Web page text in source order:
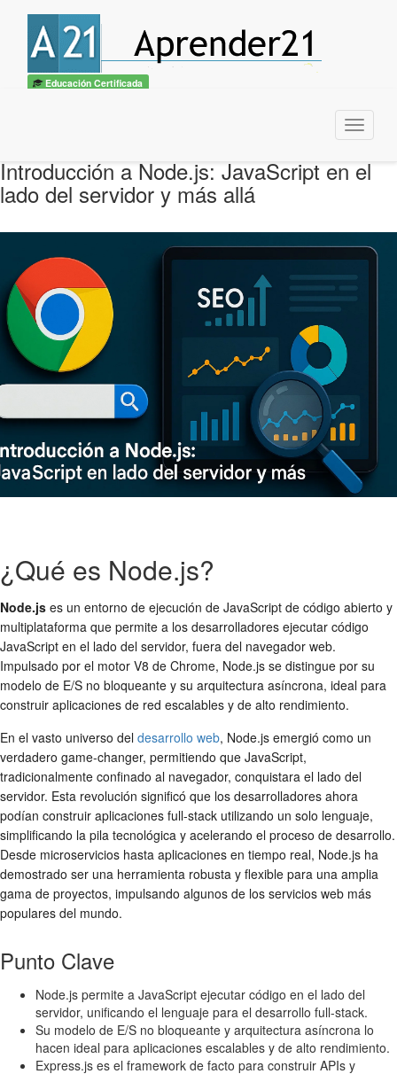
Educación Certificada
Menu
Introducción a Node.js: JavaScript en el
lado del servidor y más allá
¿Qué es Node.js?
Node.js es un entorno de ejecución de JavaScript de código abierto y
multiplataforma que permite a los desarrolladores ejecutar código
JavaScript en el lado del servidor, fuera del navegador web.
Impulsado por el motor V8 de Chrome, Node.js se distingue por su
modelo de E/S no bloqueante y su arquitectura asíncrona, ideal para
construir aplicaciones de red escalables y de alto rendimiento.
En el vasto universo del desarrollo web, Node.js emergió como un
verdadero game-changer, permitiendo que JavaScript,
tradicionalmente confinado al navegador, conquistara el lado del
servidor. Esta revolución significó que los desarrolladores ahora
podían construir aplicaciones full-stack utilizando un solo lenguaje,
simplificando la pila tecnológica y acelerando el proceso de desarrollo.
Desde microservicios hasta aplicaciones en tiempo real, Node.js ha
demostrado ser una herramienta robusta y flexible para una amplia
gama de proyectos, impulsando algunos de los servicios web más
populares del mundo.
Punto Clave
Node.js permite a JavaScript ejecutar código en el lado del
servidor, unificando el lenguaje para el desarrollo full-stack.
Su modelo de E/S no bloqueante y arquitectura asíncrona lo
hacen ideal para aplicaciones escalables y de alto rendimiento.
Express.js es el framework de facto para construir APIs y